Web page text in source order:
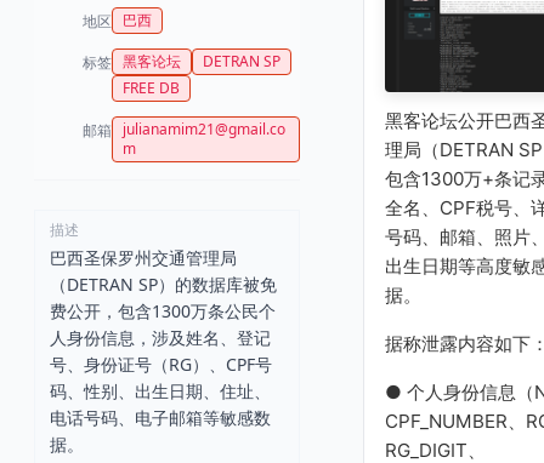
地区 巴西
标签 黑客论坛
DETRAN SP
FREE DB
邮箱
julianamim21@gmail.co
m
描述
巴西圣保罗州交通管理局
（DETRAN SP）的数据库被免
费公开，包含1300万条公民个
人身份信息，涉及姓名、登记
号、身份证号（RG）、CPF号
码、性别、出生日期、住址、
电话号码、电子邮箱等敏感数
据。
黑客论坛公开巴西
理局（DETRAN
包含1300万+条记
全名、CPF税号、
号码、邮箱、照片
出生日期等高度敏
据。
据称泄露内容如下
● 个人身份信息（
CPF_NUMBER、
RG_DIGIT、